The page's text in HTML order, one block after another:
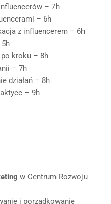
– 7h
– 6h
z influencerem – 6h
kroku – 8h
– 7h
działań – 8h
– 9h
w Centrum Rozwoju
i porządkowanie